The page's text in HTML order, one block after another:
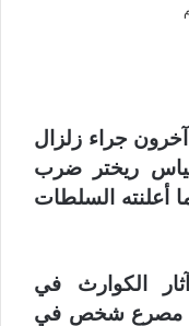
لقي شخص مصرعه وأصيب 38 آخرون جراء زلزال
مقياس ريختر ضرب
أعلنته السلطات
الكوارث في
عن مصرع شخص في